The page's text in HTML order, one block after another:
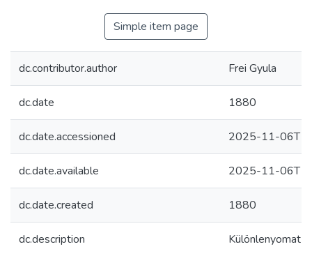
Simple item page
dc.contributor.author Frei Gyula
dc.date 1880
dc.date.accessioned 2025-11-
dc.date.available 2025-11-
dc.date.created 1880
dc.description Különlenyomat